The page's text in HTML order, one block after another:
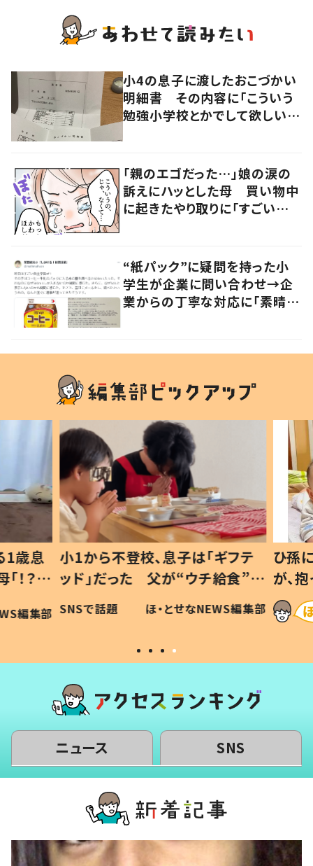
小4の息子に渡したおこづかい
明細書 その内容に「こういう
勉強小学校とかでして欲しい」
「親のエゴだった…」娘の涙の
訴えにハッとした母 買い物中
に起きたやり取りに「すごい分
“紙パック”に疑問を持った小
学生が企業に問い合わせ→企
業からの丁寧な対応に「素晴ら
歳息
？」
編集部
小1から不登校、息子は「ギフテ
ッド」だった 父が“ウチ給食”を
作り続ける理由とは #令和の親
#令和の子
SNSで話題 ほ・とせなNEWS編集部
ひ孫
が、
「涙
い」
ニュース SNS